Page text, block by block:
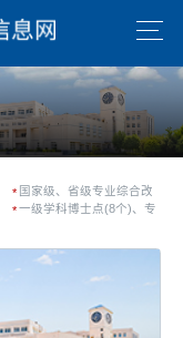
国家级、省级专业综合改
一级学科博士点(8个)、专